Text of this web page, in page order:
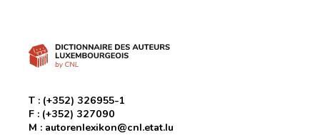
T : (+352) 326955-1
F : (+352) 327090
M : autorenlexikon@cnl.etat.lu